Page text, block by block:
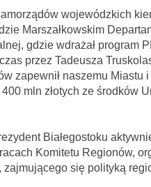
wojewódzkich
Marszałkowskim
gdzie wdrażał program
przez Tadeusza
zapewnił naszemu Miastu i
mln złotych ze środków
Białegostoku
Komitetu Regionów,
zajmującego się polityką